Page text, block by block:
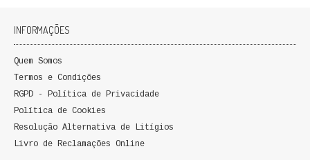
RELAÇÕES INTERNACIONAIS
OUTROS TEMAS
QUEM SOMOS
PROMOÇÕES
INFORMAÇÕES
Quem Somos
Termos e Condições
RGPD - Política de Privacidade
Política de Cookies
Resolução Alternativa de Litígios
Livro de Reclamações Online